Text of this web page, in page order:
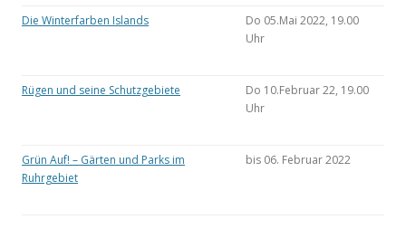
Die Winterfarben Islands
Do 05.Mai 2022, 19.00
Uhr
Rügen und seine Schutzgebiete
Do 10.Februar 22, 19.00
Uhr
Grün Auf! – Gärten und Parks im
Ruhrgebiet
bis 06. Februar 2022